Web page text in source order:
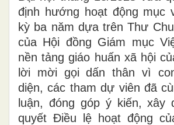
định hướng hoạt động mục
kỳ ba năm dựa trên Thư
của Hội đồng Giám mục
nền tảng giáo huấn xã hội
lời mời gọi dấn thân vì
diện, các tham dự viên đã
luận, đóng góp ý kiến, xây
quyết Điều lệ hoạt động